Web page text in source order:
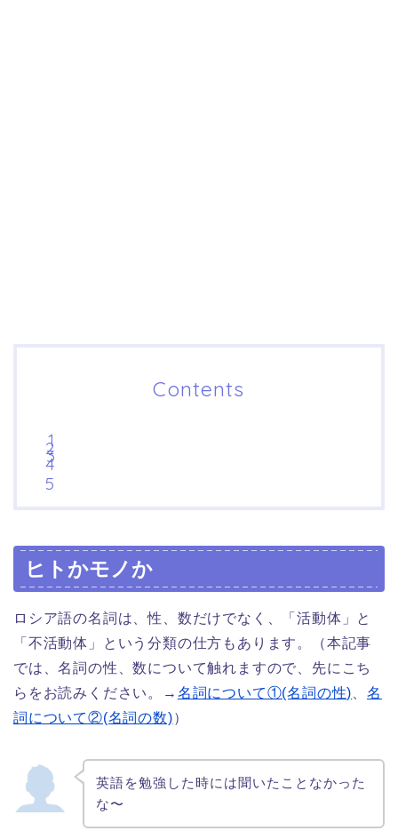
Contents
ヒトかモノか
ロシア語の名詞は、性、数だけでなく、「活動体」と
「不活動体」という分類の仕方もあります。（本記事
では、名詞の性、数について触れますので、先にこち
らをお読みください。→ 名詞について①(名詞の性) 、名
詞について②(名詞の数)）
英語を勉強した時には聞いたことなかった
な〜